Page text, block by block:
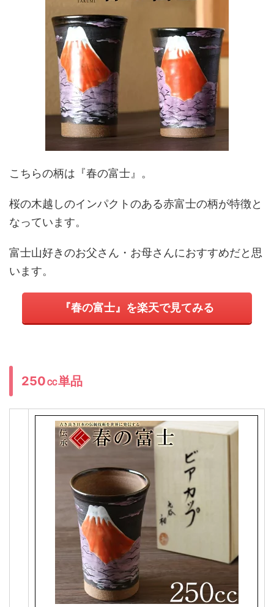
こちらの柄は『春の富士』。
桜の木越しのインパクトのある赤富士の柄が特徴と
なっています。
富士山好きのお父さん・お母さんにおすすめだと思
います。
『春の富士』を楽天で見てみる
250㏄単品